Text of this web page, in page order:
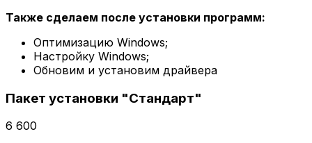
Также сделаем после установки программ:
Оптимизацию Windows;
Настройку Windows;
Обновим и установим драйвера
Пакет установки "Стандарт"
6 600